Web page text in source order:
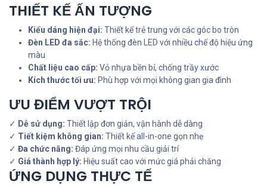
THIẾT KẾ ẤN TƯỢNG
Kiểu dáng hiện đại: Thiết kế trẻ trung với các góc bo tròn
Đèn LED đa sắc: Hệ thống đèn LED với nhiều chế độ hiệu ứng
màu
Chất liệu cao cấp: Vỏ nhựa bền bỉ, chống trầy xước
Kích thước tối ưu: Phù hợp với mọi không gian gia đình
ƯU ĐIỂM VƯỢT TRỘI
✓ Dễ sử dụng: Thiết lập đơn giản, vận hành dễ dàng
✓ Tiết kiệm không gian: Thiết kế all-in-one gọn nhẹ
✓ Đa chức năng: Đáp ứng mọi nhu cầu giải trí
✓ Giá thành hợp lý: Hiệu suất cao với mức giá phải chăng
ỨNG DỤNG THỰC TẾ